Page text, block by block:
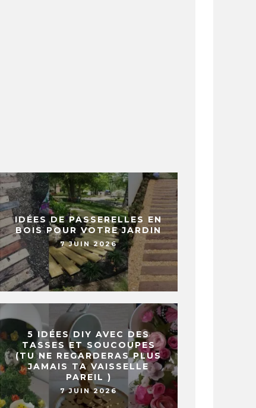
IDÉES DE PASSERELLES EN
BOIS POUR VOTRE JARDIN
7 JUIN 2026
5 IDÉES DIY AVEC DES
TASSES ET SOUCOUPES
(TU NE REGARDERAS PLUS
JAMAIS TA VAISSELLE
PAREIL )
7 JUIN 2026